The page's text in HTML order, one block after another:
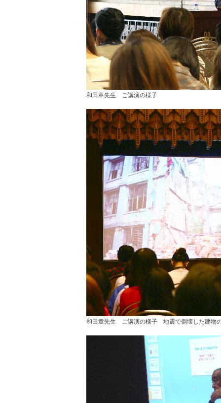
和田章先生 ご講演の様子
和田章先生 ご講演の様子 地震で倒壊した建物